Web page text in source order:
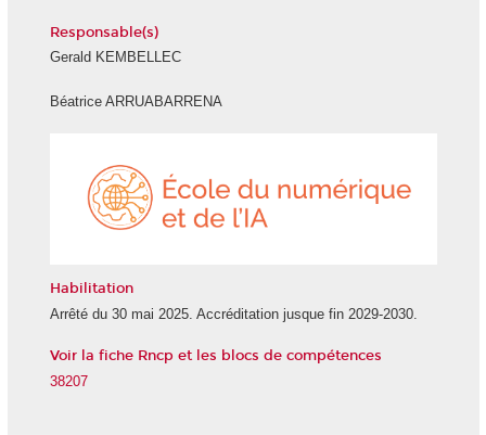
Responsable(s)
Gerald KEMBELLEC
Béatrice ARRUABARRENA
Habilitation
Arrêté du 30 mai 2025. Accréditation jusque fin 2029-2030.
Voir la fiche Rncp et les blocs de compétences
38207